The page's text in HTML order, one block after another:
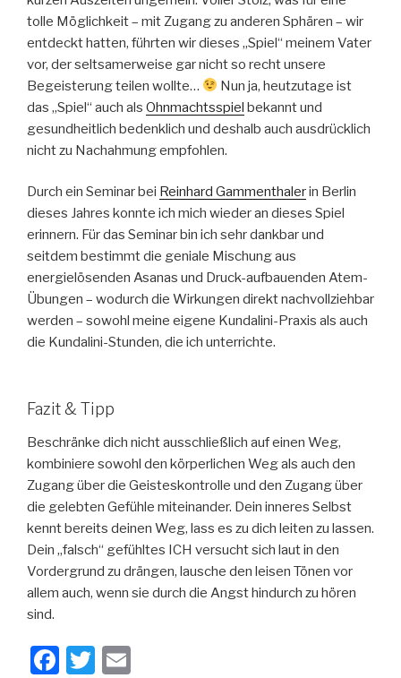
tolle Möglichkeit – mit Zugang zu anderen Sphären – wir
entdeckt hatten, führten wir dieses „Spiel“ meinem Vater
vor, der seltsamerweise gar nicht so recht unsere
Begeisterung teilen wollte…
Nun ja, heutzutage ist
das „Spiel“ auch als Ohnmachtsspiel bekannt und
gesundheitlich bedenklich und deshalb auch ausdrücklich
nicht zu Nachahmung empfohlen.
Durch ein Seminar bei Reinhard Gammenthalerin Berlin
dieses Jahres konnte ich mich wieder an dieses Spiel
erinnern. Für das Seminar bin ich sehr dankbar und
seitdem bestimmt die geniale Mischung aus
energielösenden Asanas und Druck-aufbauenden Atem-
Übungen – wodurch die Wirkungen direkt nachvollziehbar
werden – sowohl meine eigene Kundalini-Praxis als auch
die Kundalini-Stunden, die ich unterrichte.
Fazit & Tipp
Beschränke dich nicht ausschließlich auf einen Weg,
kombiniere sowohl den körperlichen Weg als auch den
Zugang über die Geisteskontrolle und den Zugang über
die gelebten Gefühle miteinander. Dein inneres Selbst
kennt bereits deinen Weg, lass es zu dich leiten zu lassen.
Dein „falsch“ gefühltes ICH versucht sich laut in den
Vordergrund zu drängen, lausche den leisen Tönen vor
allem auch, wenn sie durch die Angst hindurch zu hören
sind.
F
T